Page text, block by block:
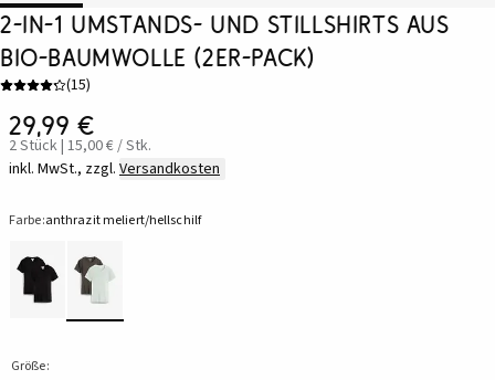
2-in-1 Umstands- und Stillshirts aus
Bio-Baumwolle (2er-Pack)
(15)
29,99 €
2 Stück | 15,00 € / Stk.
inkl. MwSt., zzgl. Versandkosten
Farbe:anthrazit meliert/hellschilf
Größe: